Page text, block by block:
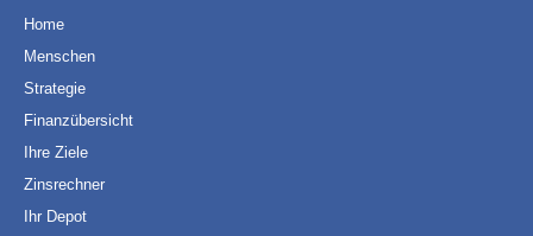
Home
Menschen
Strategie
Finanzübersicht
Ihre Ziele
Zinsrechner
Ihr Depot